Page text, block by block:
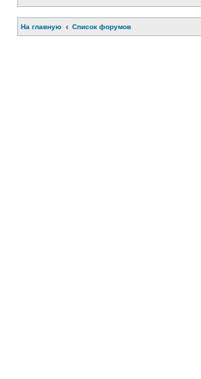
На главную Список форумов